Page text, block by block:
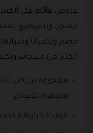
عروض هائلة على
المتجر، ويستطيع
خصم ويكسانا
الكثير من منتجات
مجموعة تبييض
وفرشاة للأسنان.
فرشاة حرارية